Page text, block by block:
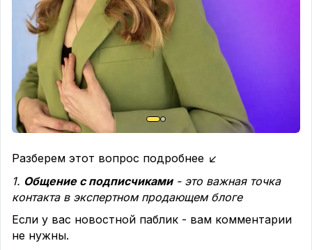
Разберем этот вопрос подробнее ↙️
1. Общение с подписчиками- это важная точка
контакта в экспертном продающем блоге
Если у вас новостной паблик - вам комментарии
не нужны.